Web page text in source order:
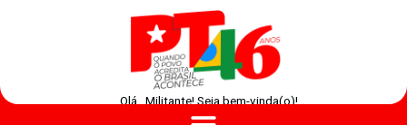
Olá , Militante! Seja bem-vinda(o)!